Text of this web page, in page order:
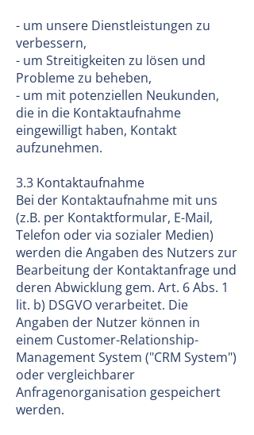
- um unsere Dienstleistungen zu
verbessern,
- um Streitigkeiten zu lösen und
Probleme zu beheben,
- um mit potenziellen Neukunden,
die in die Kontaktaufnahme
eingewilligt haben, Kontakt
aufzunehmen.
3.3 Kontaktaufnahme
Bei der Kontaktaufnahme mit uns
(z.B. per Kontaktformular, E-Mail,
Telefon oder via sozialer Medien)
werden die Angaben des Nutzers zur
Bearbeitung der Kontaktanfrage und
deren Abwicklung gem. Art. 6 Abs. 1
lit. b) DSGVO verarbeitet. Die
Angaben der Nutzer können in
einem Customer-Relationship-
Management System ("CRM System")
oder vergleichbarer
Anfragenorganisation gespeichert
werden.